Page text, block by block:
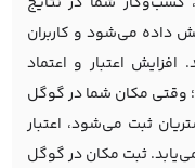
داده می‌شود و کاربران
افزایش اعتبار و اعتماد
مکان شما در گوگل
ثبت می‌شود، اعتبار
ثبت مکان در گوگل